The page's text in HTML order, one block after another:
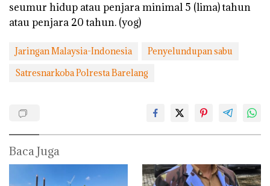
seumur hidup atau penjara minimal 5 (lima) tahun
atau penjara 20 tahun. (yog)
Jaringan Malaysia-Indonesia
Penyelundupan sabu
Satresnarkoba Polresta Barelang
Baca Juga